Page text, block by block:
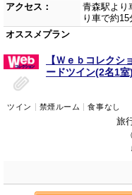
アクセス：
青森駅より
り車で約15
オススメプラン
【Ｗｅｂコレク
ードツイン(2名1室)
ツイン 禁煙ルーム 食事なし
旅